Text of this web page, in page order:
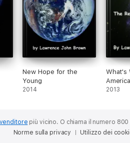
New Hope for the
Young
2014
What's
2013
più vicino. O chiama il numero
Norme sulla privacy Utilizzo dei